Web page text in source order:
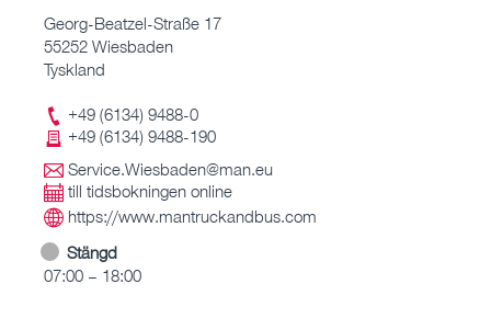
Georg-Beatzel-Straße 17
55252 Wiesbaden
Tyskland
+49 (6134) 9488-0
+49 (6134) 9488-190
Service.Wiesbaden@man.eu
till tidsbokningen online
https://www.mantruckandbus.com
Stängd
07:00 – 18:00